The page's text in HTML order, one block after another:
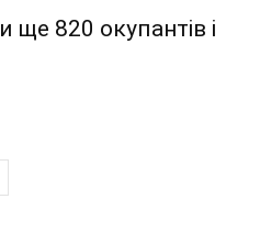
820 окупантів і